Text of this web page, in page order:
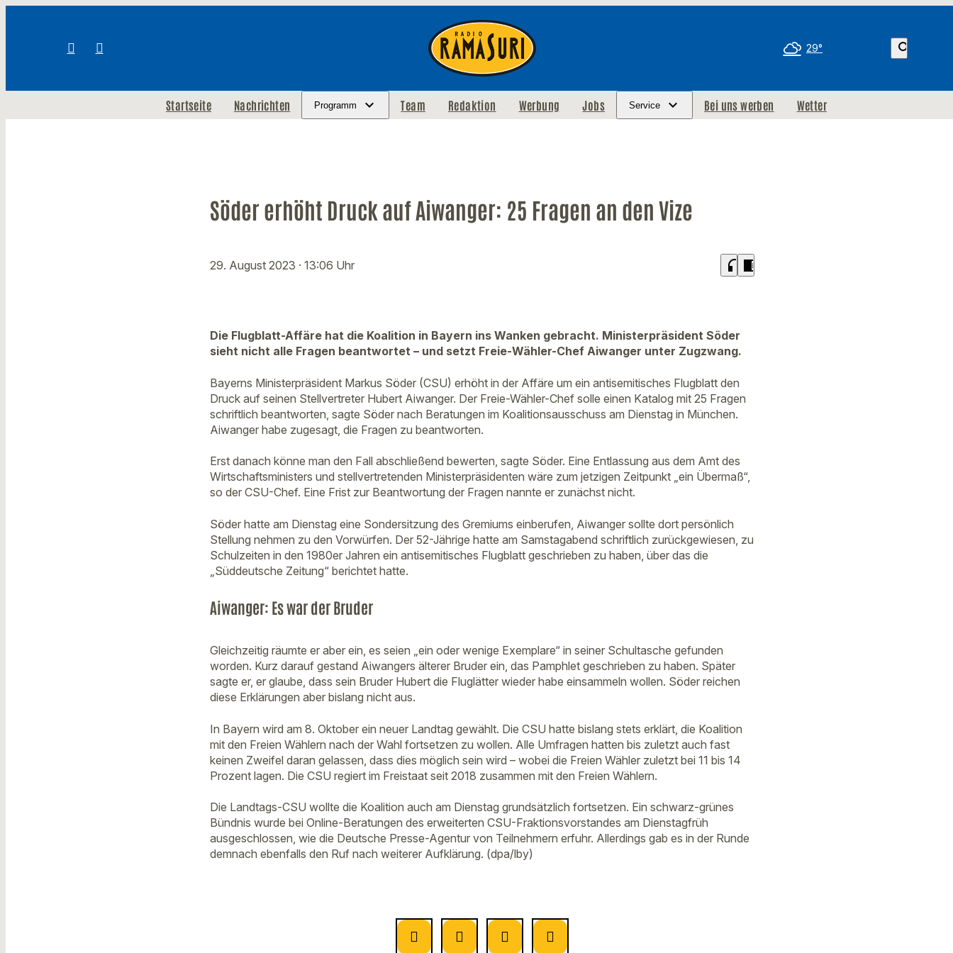
29° search
Startseite Nachrichten Programm Team Redaktion Werbung Jobs Service Bei uns werben Wetter
Söder erhöht Druck auf Aiwanger: 25 Fragen an den Vize
29. August 2023 · 13:06 Uhr headphones chrome_reader_mode
Die Flugblatt-Affäre hat die Koalition in Bayern ins Wanken gebracht. Ministerpräsident Söder
sieht nicht alle Fragen beantwortet – und setzt Freie-Wähler-Chef Aiwanger unter Zugzwang.
Bayerns Ministerpräsident Markus Söder (CSU) erhöht in der Affäre um ein antisemitisches Flugblatt den
Druck auf seinen Stellvertreter Hubert Aiwanger. Der Freie-Wähler-Chef solle einen Katalog mit 25 Fragen
schriftlich beantworten, sagte Söder nach Beratungen im Koalitionsausschuss am Dienstag in München.
Aiwanger habe zugesagt, die Fragen zu beantworten.
Erst danach könne man den Fall abschließend bewerten, sagte Söder. Eine Entlassung aus dem Amt des
Wirtschaftsministers und stellvertretenden Ministerpräsidenten wäre zum jetzigen Zeitpunkt „ein Übermaß“,
so der CSU-Chef. Eine Frist zur Beantwortung der Fragen nannte er zunächst nicht.
Söder hatte am Dienstag eine Sondersitzung des Gremiums einberufen, Aiwanger sollte dort persönlich
Stellung nehmen zu den Vorwürfen. Der 52-Jährige hatte am Samstagabend schriftlich zurückgewiesen, zu
Schulzeiten in den 1980er Jahren ein antisemitisches Flugblatt geschrieben zu haben, über das die
„Süddeutsche Zeitung“ berichtet hatte.
Aiwanger: Es war der Bruder
Gleichzeitig räumte er aber ein, es seien „ein oder wenige Exemplare“ in seiner Schultasche gefunden
worden. Kurz darauf gestand Aiwangers älterer Bruder ein, das Pamphlet geschrieben zu haben. Später
sagte er, er glaube, dass sein Bruder Hubert die Fluglätter wieder habe einsammeln wollen. Söder reichen
diese Erklärungen aber bislang nicht aus.
In Bayern wird am 8. Oktober ein neuer Landtag gewählt. Die CSU hatte bislang stets erklärt, die Koalition
mit den Freien Wählern nach der Wahl fortsetzen zu wollen. Alle Umfragen hatten bis zuletzt auch fast
keinen Zweifel daran gelassen, dass dies möglich sein wird – wobei die Freien Wähler zuletzt bei 11 bis 14
Prozent lagen. Die CSU regiert im Freistaat seit 2018 zusammen mit den Freien Wählern.
Die Landtags-CSU wollte die Koalition auch am Dienstag grundsätzlich fortsetzen. Ein schwarz-grünes
Bündnis wurde bei Online-Beratungen des erweiterten CSU-Fraktionsvorstandes am Dienstagfrüh
ausgeschlossen, wie die Deutsche Presse-Agentur von Teilnehmern erfuhr. Allerdings gab es in der Runde
demnach ebenfalls den Ruf nach weiterer Aufklärung. (dpa/lby)